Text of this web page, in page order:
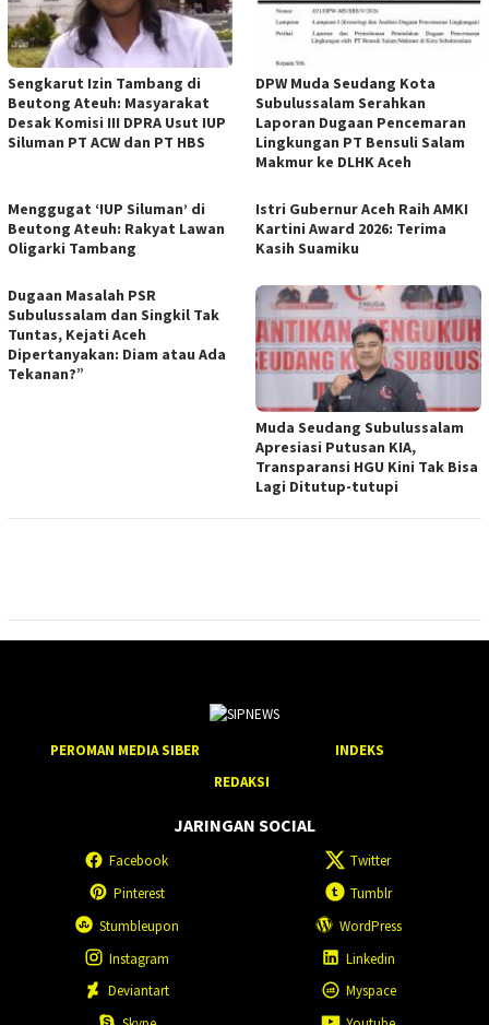
Sengkarut Izin Tambang di
Beutong Ateuh: Masyarakat
Desak Komisi III DPRA Usut IUP
Siluman PT ACW dan PT HBS
DPW Muda Seudang Kota
Subulussalam Serahkan
Laporan Dugaan Pencemaran
Lingkungan PT Bensuli Salam
Makmur ke DLHK Aceh
Menggugat ‘IUP Siluman’ di
Beutong Ateuh: Rakyat Lawan
Oligarki Tambang
Istri Gubernur Aceh Raih AMKI
Kartini Award 2026: Terima
Kasih Suamiku
Dugaan Masalah PSR
Subulussalam dan Singkil Tak
Tuntas, Kejati Aceh
Dipertanyakan: Diam atau Ada
Tekanan?”
Muda Seudang Subulussalam
Apresiasi Putusan KIA,
Transparansi HGU Kini Tak Bisa
Lagi Ditutup-tutupi
PEROMAN MEDIA SIBER
INDEKS
REDAKSI
JARINGAN SOCIAL
Facebook
Twitter
Pinterest
Tumblr
Stumbleupon
WordPress
Instagram
Linkedin
Deviantart
Myspace